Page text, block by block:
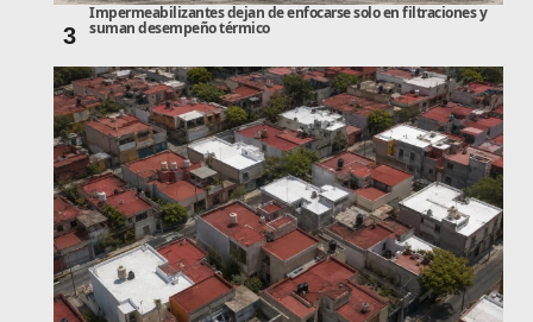
3
Impermeabilizantes dejan de enfocarse solo en filtraciones y
suman desempeño térmico